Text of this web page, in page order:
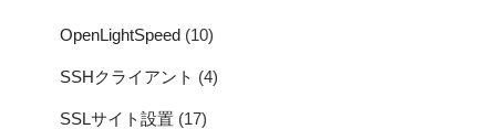
OpenLightSpeed (10)
SSHクライアント (4)
SSLサイト設置 (17)